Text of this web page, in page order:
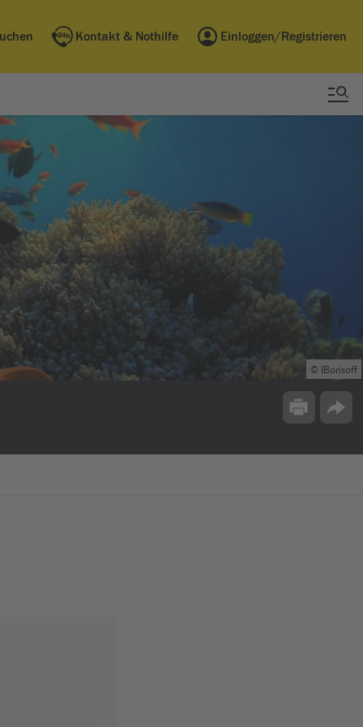
Kontakt & Nothilfe Einloggen/Registrieren
© IBorisoff
Drucken